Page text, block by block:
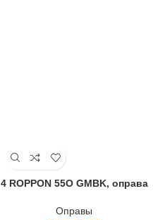
4 ROPPON 55O GMBK, оправа
Оправы